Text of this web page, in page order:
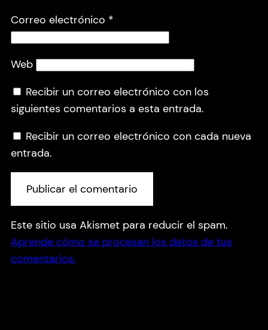
Correo electrónico *
Web
Recibir un correo electrónico con los
siguientes comentarios a esta entrada.
Recibir un correo electrónico con cada nueva
entrada.
Este sitio usa Akismet para reducir el spam.
Aprende cómo se procesan los datos de tus
comentarios.